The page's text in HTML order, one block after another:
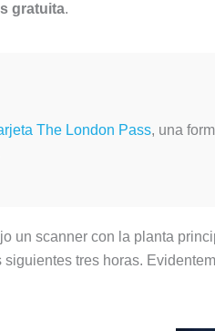
gratuita.
The London Pass, una
un scanner con la planta
tres horas.